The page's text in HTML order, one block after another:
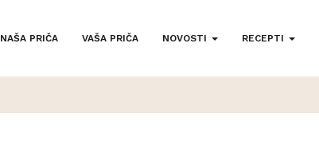
NAŠA PRIČA VAŠA PRIČA NOVOSTI RECEPTI